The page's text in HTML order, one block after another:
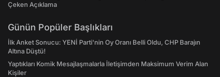
Çeken Açıklama
Günün Popüler Başlıkları
İlk Anket Sonucu: YENİ Parti'nin Oy Oranı Belli Oldu, CHP Barajın
Altına Düştü!
Yaptıkları Komik Mesajlaşmalarla İletişimden Maksimum Verim Alan
Kişiler